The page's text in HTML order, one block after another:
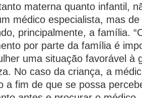
materna quanto infantil,
médico especialista, mas
principalmente, a família.
por parte da família é
uma situação favorável à
No caso da criança, a
a fim de que se possa